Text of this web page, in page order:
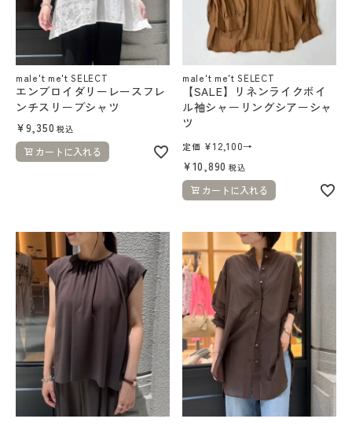
male't me't SELECT
エンブロイダリーレースフレ
ンチスリーブシャツ
¥9,350 税込
カートに入れる
male't me't SELECT
【SALE】リネンライクボイ
ル袖シャーリングシアーシャ
ツ
定価 ¥12,100→
¥10,890 税込
カートに入れる